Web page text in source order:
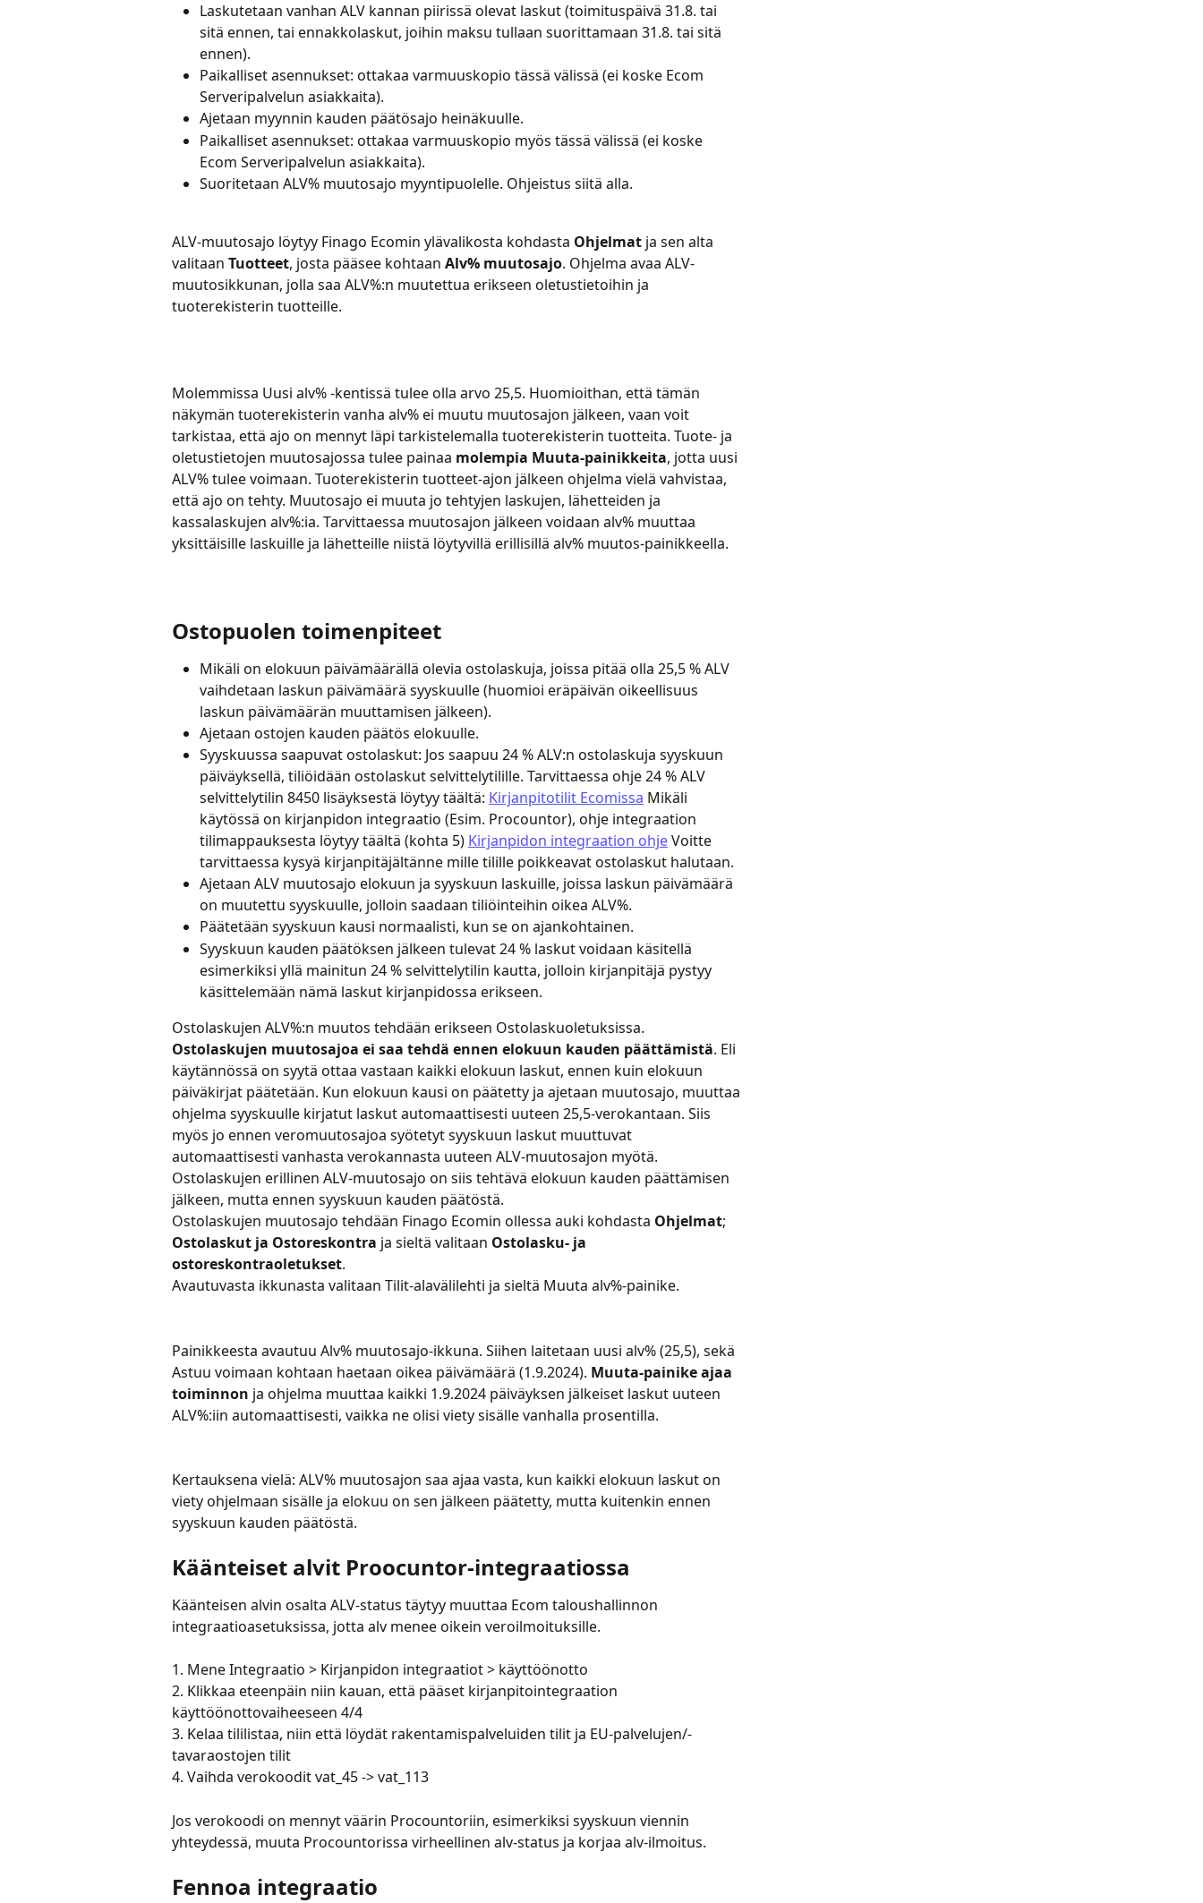
Laskutetaan vanhan ALV kannan piirissä olevat laskut (toimituspäivä 31.8. tai
sitä ennen, tai ennakkolaskut, joihin maksu tullaan suorittamaan 31.8. tai sitä
ennen).
Paikalliset asennukset: ottakaa varmuuskopio tässä välissä (ei koske Ecom
Serveripalvelun asiakkaita).
Ajetaan myynnin kauden päätösajo heinäkuulle.
Paikalliset asennukset: ottakaa varmuuskopio myös tässä välissä (ei koske
Ecom Serveripalvelun asiakkaita).
Suoritetaan ALV% muutosajo myyntipuolelle. Ohjeistus siitä alla.
ALV-muutosajo löytyy Finago Ecomin ylävalikosta kohdasta Ohjelmat ja sen alta
valitaan Tuotteet, josta pääsee kohtaan Alv% muutosajo. Ohjelma avaa ALV-
muutosikkunan, jolla saa ALV%:n muutettua erikseen oletustietoihin ja
tuoterekisterin tuotteille.
Molemmissa Uusi alv% -kentissä tulee olla arvo 25,5. Huomioithan, että tämän
näkymän tuoterekisterin vanha alv% ei muutu muutosajon jälkeen, vaan voit
tarkistaa, että ajo on mennyt läpi tarkistelemalla tuoterekisterin tuotteita. Tuote- ja
oletustietojen muutosajossa tulee painaa molempia Muuta-painikkeita, jotta uusi
ALV% tulee voimaan. Tuoterekisterin tuotteet-ajon jälkeen ohjelma vielä vahvistaa,
että ajo on tehty. Muutosajo ei muuta jo tehtyjen laskujen, lähetteiden ja
kassalaskujen alv%:ia. Tarvittaessa muutosajon jälkeen voidaan alv% muuttaa
yksittäisille laskuille ja lähetteille niistä löytyvillä erillisillä alv% muutos-painikkeella.
Ostopuolen toimenpiteet
Mikäli on elokuun päivämäärällä olevia ostolaskuja, joissa pitää olla 25,5 % ALV
vaihdetaan laskun päivämäärä syyskuulle (huomioi eräpäivän oikeellisuus
laskun päivämäärän muuttamisen jälkeen).
Ajetaan ostojen kauden päätös elokuulle.
Syyskuussa saapuvat ostolaskut: Jos saapuu 24 % ALV:n ostolaskuja syyskuun
päiväyksellä, tiliöidään ostolaskut selvittelytilille. Tarvittaessa ohje 24 % ALV
selvittelytilin 8450 lisäyksestä löytyy täältä: Kirjanpitotilit Ecomissa Mikäli
käytössä on kirjanpidon integraatio (Esim. Procountor), ohje integraation
tilimappauksesta löytyy täältä (kohta 5) Kirjanpidon integraation ohje Voitte
tarvittaessa kysyä kirjanpitäjältänne mille tilille poikkeavat ostolaskut halutaan.
Ajetaan ALV muutosajo elokuun ja syyskuun laskuille, joissa laskun päivämäärä
on muutettu syyskuulle, jolloin saadaan tiliöinteihin oikea ALV%.
Päätetään syyskuun kausi normaalisti, kun se on ajankohtainen.
Syyskuun kauden päätöksen jälkeen tulevat 24 % laskut voidaan käsitellä
esimerkiksi yllä mainitun 24 % selvittelytilin kautta, jolloin kirjanpitäjä pystyy
käsittelemään nämä laskut kirjanpidossa erikseen.
Ostolaskujen ALV%:n muutos tehdään erikseen Ostolaskuoletuksissa.
Ostolaskujen muutosajoa ei saa tehdä ennen elokuun kauden päättämistä. Eli
käytännössä on syytä ottaa vastaan kaikki elokuun laskut, ennen kuin elokuun
päiväkirjat päätetään. Kun elokuun kausi on päätetty ja ajetaan muutosajo, muuttaa
ohjelma syyskuulle kirjatut laskut automaattisesti uuteen 25,5-verokantaan. Siis
myös jo ennen veromuutosajoa syötetyt syyskuun laskut muuttuvat
automaattisesti vanhasta verokannasta uuteen ALV-muutosajon myötä.
Ostolaskujen erillinen ALV-muutosajo on siis tehtävä elokuun kauden päättämisen
jälkeen, mutta ennen syyskuun kauden päätöstä.
Ostolaskujen muutosajo tehdään Finago Ecomin ollessa auki kohdasta Ohjelmat;
Ostolaskut ja Ostoreskontra ja sieltä valitaan Ostolasku- ja
ostoreskontraoletukset.
Avautuvasta ikkunasta valitaan Tilit-alavälilehti ja sieltä Muuta alv%-painike.
Painikkeesta avautuu Alv% muutosajo-ikkuna. Siihen laitetaan uusi alv% (25,5), sekä
Astuu voimaan kohtaan haetaan oikea päivämäärä (1.9.2024). Muuta-painike ajaa
toiminnon ja ohjelma muuttaa kaikki 1.9.2024 päiväyksen jälkeiset laskut uuteen
ALV%:iin automaattisesti, vaikka ne olisi viety sisälle vanhalla prosentilla.
Kertauksena vielä: ALV% muutosajon saa ajaa vasta, kun kaikki elokuun laskut on
viety ohjelmaan sisälle ja elokuu on sen jälkeen päätetty, mutta kuitenkin ennen
syyskuun kauden päätöstä.
Käänteiset alvit Proocuntor-integraatiossa
Käänteisen alvin osalta ALV-status täytyy muuttaa Ecom taloushallinnon
integraatioasetuksissa, jotta alv menee oikein veroilmoituksille.
1. Mene Integraatio > Kirjanpidon integraatiot > käyttöönotto
2. Klikkaa eteenpäin niin kauan, että pääset kirjanpitointegraation
käyttöönottovaiheeseen 4/4
3. Kelaa tililistaa, niin että löydät rakentamispalveluiden tilit ja EU-palvelujen/-
tavaraostojen tilit
4. Vaihda verokoodit vat_45 -> vat_113
Jos verokoodi on mennyt väärin Procountoriin, esimerkiksi syyskuun viennin
yhteydessä, muuta Procountorissa virheellinen alv-status ja korjaa alv-ilmoitus.
Fennoa integraatio